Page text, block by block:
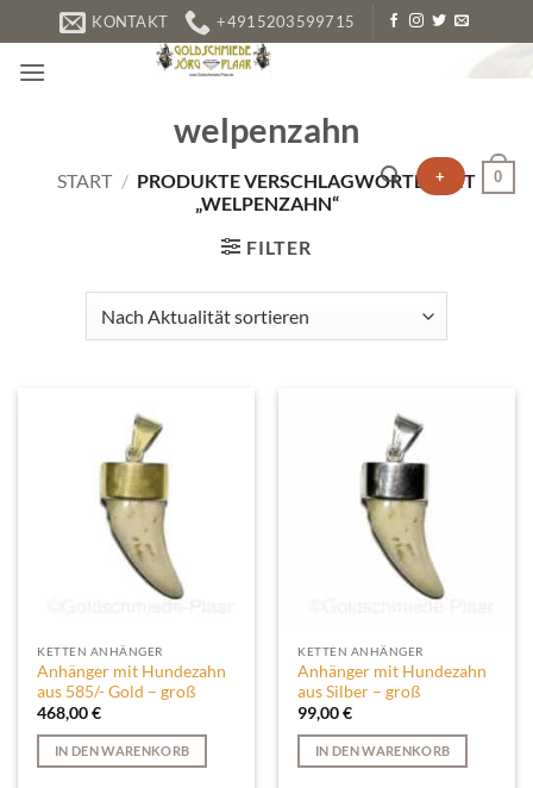
Inhalt
springen
KONTAKT +4915203599715
+ 0
welpenzahn
START / PRODUKTE VERSCHLAGWORTET MIT
„WELPENZAHN“
FILTER
KETTEN ANHÄNGER
Anhänger mit Hundezahn
aus 585/- Gold – groß
468,00€
IN DEN WARENKORB
KETTEN ANHÄNGER
Anhänger mit Hundezahn
aus Silber – groß
99,00€
IN DEN WARENKORB